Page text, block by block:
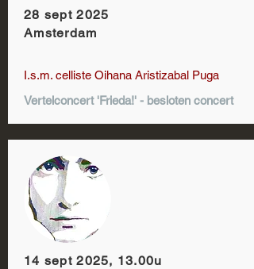
28 sept 2025
Amsterdam
I.s.m. celliste Oihana Aristizabal Puga
Vertelconcert 'Frieda!' - besloten concert
14 sept 2025, 13.00u